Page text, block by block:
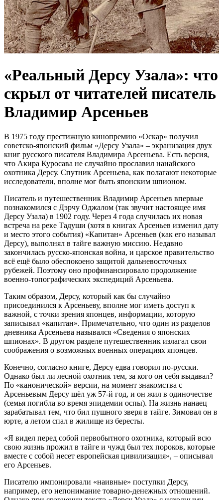
«Реальный Дерсу Узала»: что
скрыл от читателей писатель
Владимир Арсеньев
В 1975 году престижную кинопремию «Оскар» получил
советско-японский фильм «Дерсу Узала» – экранизация двух
книг русского писателя Владимира Арсеньева. Есть версия,
что Акира Куросава не случайно прославил нанайского
охотника Дерсу. Спутник Арсеньева, как полагают некоторые
исследователи, вполне мог быть японским шпионом.
Писатель и путешественник Владимир Арсеньев впервые
познакомился с Дэрчу Оджалом (так звучит настоящее имя
Дерсу Узала) в 1902 году. Через 4 года случилась их новая
встреча на реке Тадуши (хотя в книгах Арсеньев изменил дату
и место этого события) «Капитан» Арсеньев (как его называл
Дерсу), выполнял в тайге важную миссию. Недавно
закончилась русско-японская война, и царское правительство
всё ещё было обеспокоено защитой дальневосточных
рубежей. Поэтому оно профинансировало продолжение
военно-топографических экспедиций Арсеньева.
Таким образом, Дерсу, который как бы случайно
присоединился к Арсеньеву, вполне мог иметь доступ к
важной, с точки зрения японцев, информации, которую
записывал «капитан». Примечательно, что один из разделов
дневника Арсеньева назывался «Сведения о японских
шпионах». В другом разделе путешественник излагал свои
соображения о возможных военных операциях японцев.
Конечно, согласно книге, Дерсу едва говорил по-русски.
Однако был ли лесной охотник тем, за кого он себя выдавал?
По «канонической» версии, на момент знакомства с
Арсеньевым Дерсу шёл уж 57-й год, и он жил в одиночестве
(семья погибла во время эпидемии оспы). На жизнь нанаец
зарабатывал тем, что бил пушного зверя в тайге. Зимовал он в
юрте, а летом спал в жилище из бересты.
«Я видел перед собой первобытного охотника, который всю
свою жизнь прожил в тайге и чужд был тех пороков, которые
вместе с собой несет европейская цивилизация», – описывал
его Арсеньев.
Писателю импонировали «наивные» поступки Дерсу,
например, его непонимание товарно-денежных отношений.